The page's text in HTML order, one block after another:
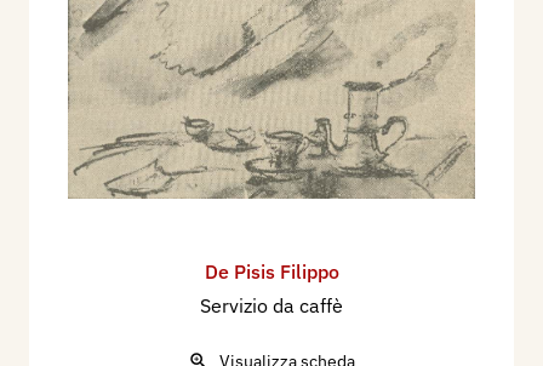
De Pisis Filippo
Servizio da caffè
Visualizza scheda